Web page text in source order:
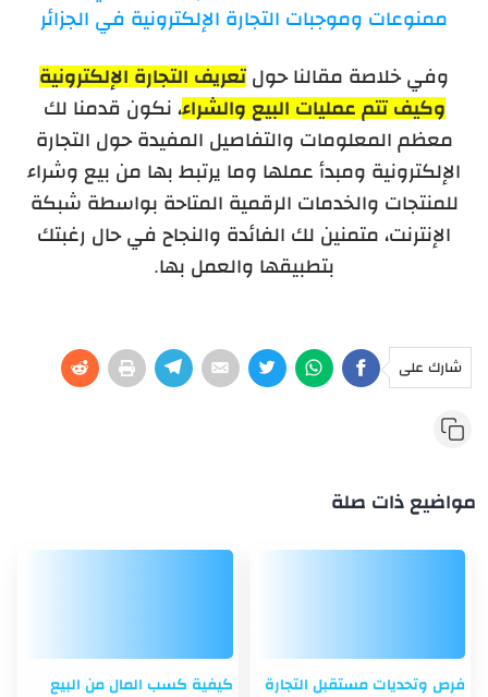
ممنوعات وموجبات التجارة الإلكترونية في الجزائر
وفي خلاصة مقالنا حول تعريف التجارة الإلكترونية
وكيف تتم عمليات البيع والشراء، نكون قدمنا لك
معظم المعلومات والتفاصيل المفيدة حول التجارة
الإلكترونية ومبدأ عملها وما يرتبط بها من بيع وشراء
للمنتجات والخدمات الرقمية المتاحة بواسطة شبكة
الإنترنت، متمنين لك الفائدة والنجاح في حال رغبتك
بتطبيقها والعمل بها.
شارك على
مواضيع ذات صلة
فرص وتحديات مستقبل التجارة
كيفية كسب المال من البيع